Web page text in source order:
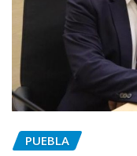
PUEBLA